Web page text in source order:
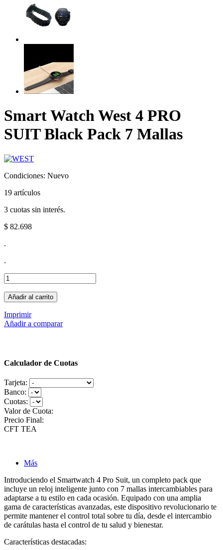
Smart Watch West 4 PRO
SUIT Black Pack 7 Mallas
Condiciones: Nuevo
19 artículos
3 cuotas sin interés.
$ 82.698
.
.
Añadir al carrito
Imprimir
Añadir a comparar
Calculador de Cuotas
Tarjeta:
Banco:
Cuotas:
Valor de Cuota:
Precio Final:
CFT TEA
Más
Introduciendo el Smartwatch 4 Pro Suit, un completo pack que
incluye un reloj inteligente junto con 7 mallas intercambiables para
adaptarse a tu estilo en cada ocasión. Equipado con una amplia
gama de características avanzadas, este dispositivo revolucionario te
permite mantener el control total sobre tu día, desde el intercambio
de carátulas hasta el control de tu salud y bienestar.
Características destacadas: